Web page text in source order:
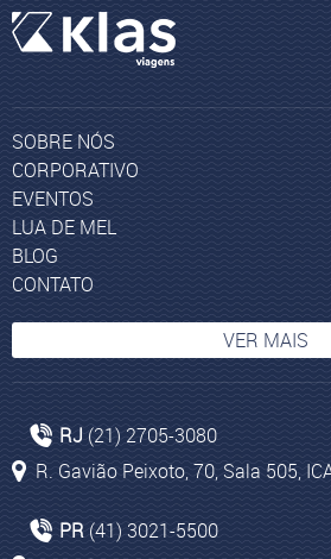
SOBRE NÓS
CORPORATIVO
EVENTOS
LUA DE MEL
BLOG
CONTATO
VER MAIS
Agência de viagens Cruzeiros
Pacotes aéreos para
RJ (21) 2705-3080
R. Gavião Peixoto, 70, Sala 505,
PR (41) 3021-5500